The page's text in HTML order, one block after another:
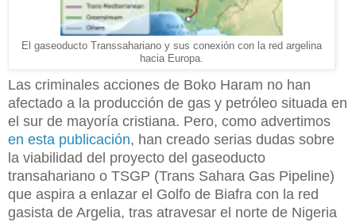
El gaseoducto Transsahariano y sus conexión con la red argelina
hacia Europa.
Las criminales acciones de Boko Haram no han
afectado a la producción de gas y petróleo situada en
el sur de mayoría cristiana. Pero, como advertimos
en esta publicación, han creado serias dudas sobre
la viabilidad del proyecto del gaseoducto
transahariano o TSGP (Trans Sahara Gas Pipeline)
que aspira a enlazar el Golfo de Biafra con la red
gasista de Argelia, tras atravesar el norte de Nigeria